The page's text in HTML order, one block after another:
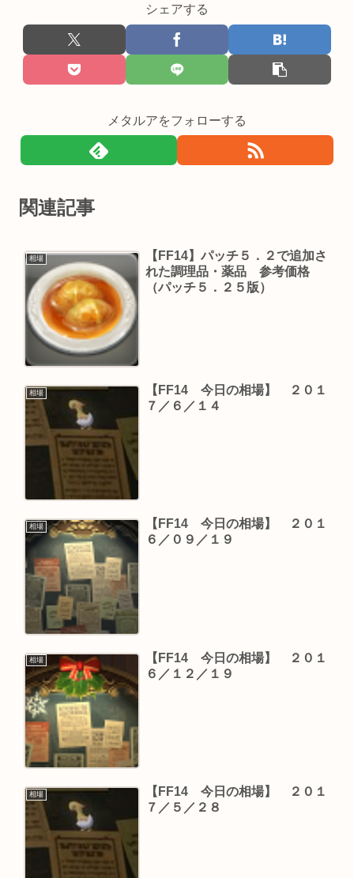
シェアする
メタルアをフォローする
関連記事
相場
【FF14】パッチ５．２で追加さ
れた調理品・薬品 参考価格
（パッチ５．２５版）
相場
【FF14 今日の相場】 ２０１
７／６／１４
相場
【FF14 今日の相場】 ２０１
６／０９／１９
相場
【FF14 今日の相場】 ２０１
６／１２／１９
相場
【FF14 今日の相場】 ２０１
７／５／２８